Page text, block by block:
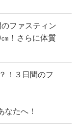
ファスティン
！さらに体質
！３日間のフ
なたへ！